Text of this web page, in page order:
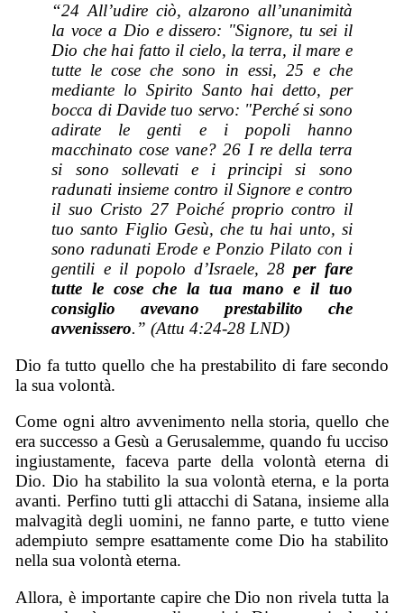
“24 All’udire ciò, alzarono all’unanimità
la voce a Dio e dissero: "Signore, tu sei il
Dio che hai fatto il cielo, la terra, il mare e
tutte le cose che sono in essi, 25 e che
mediante lo Spirito Santo hai detto, per
bocca di Davide tuo servo: "Perché si sono
adirate le genti e i popoli hanno
macchinato cose vane? 26 I re della terra
si sono sollevati e i principi si sono
radunati insieme contro il Signore e contro
il suo Cristo 27 Poiché proprio contro il
tuo santo Figlio Gesù, che tu hai unto, si
sono radunati Erode e Ponzio Pilato con i
gentili e il popolo d’Israele, 28per fare
tutte le cose che la tua mano e il tuo
consiglio avevano prestabilito che
avvenissero.” (Attu 4:24-28 LND)
Dio fa tutto quello che ha prestabilito di fare secondo
la sua volontà.
Come ogni altro avvenimento nella storia, quello che
era successo a Gesù a Gerusalemme, quando fu ucciso
ingiustamente, faceva parte della volontà eterna di
Dio. Dio ha stabilito la sua volontà eterna, e la porta
avanti. Perfino tutti gli attacchi di Satana, insieme alla
malvagità degli uomini, ne fanno parte, e tutto viene
adempiuto sempre esattamente come Dio ha stabilito
nella sua volontà eterna.
Allora, è importante capire che Dio non rivela tutta la